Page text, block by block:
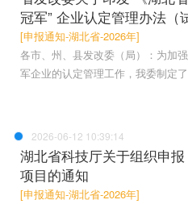
冠军” 企业认定管理办法（
[申报通知-湖北省-2026年]
各市、州、县发改委（局）：为加
军企业的认定管理工作，我委制定
2026-06-12 10:39:14
湖北省科技厅关于组织申
项目的通知
[申报通知-湖北省-2026年]